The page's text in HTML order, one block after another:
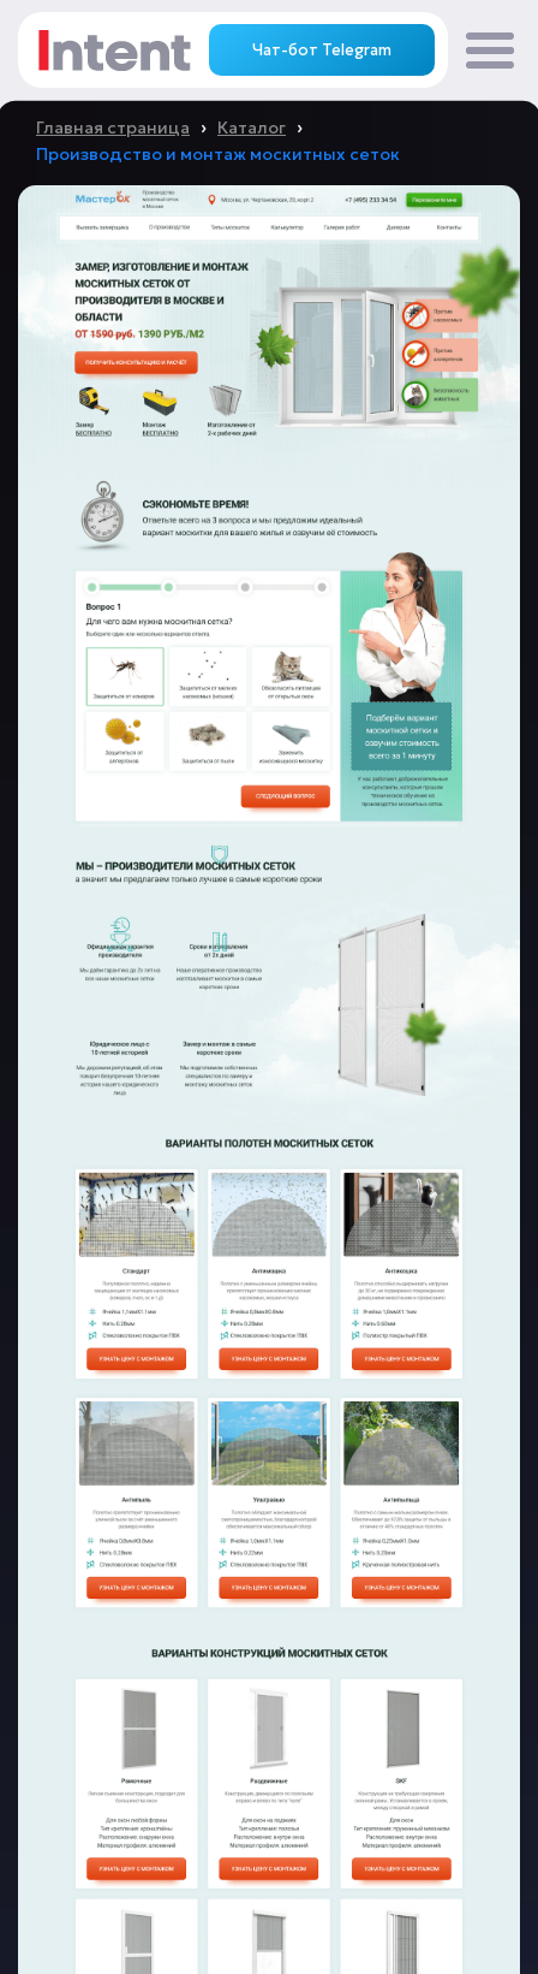
Чат-бот Telegram
Главная страница › Каталог ›
Производство и монтаж москитных сеток